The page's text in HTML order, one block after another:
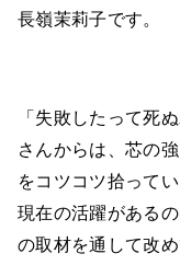
長嶺茉莉子です。
「失敗したって死
さんからは、芯の
をコツコツ拾って
現在の活躍がある
の取材を通して改